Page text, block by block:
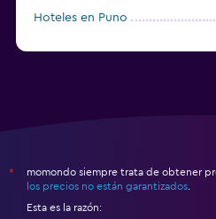
Hoteles en Puno
*
momondo siempre trata de obtener
los precios no están garantizados
Esta es la razón: